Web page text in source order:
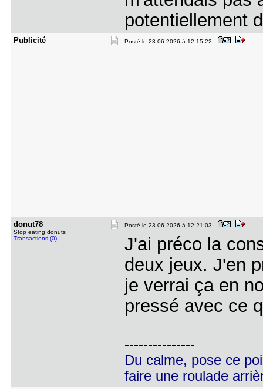
potentiellement
Publicité Posté le 23-06-2026 à 12:15:22
donut78
Stop eating donuts
Transactions (0)
Posté le 23-06-2026 à 12:21:03
J'ai préco la
deux jeux. J'en
je verrai ça en
pressé avec ce
---------------
Du calme, pose ce
faire une roulade